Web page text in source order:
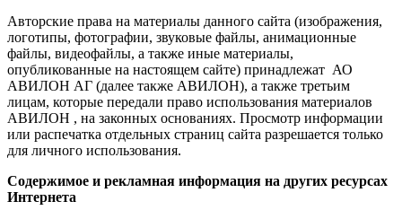
Авторские права на материалы данного сайта (изображения,
логотипы, фотографии, звуковые файлы, анимационные
файлы, видеофайлы, а также иные материалы,
опубликованные на настоящем сайте) принадлежат АО
АВИЛОН АГ (далее также АВИЛОН), а также третьим
лицам, которые передали право использования материалов
АВИЛОН , на законных основаниях. Просмотр информации
или распечатка отдельных страниц сайта разрешается только
для личного использования.
Содержимое и рекламная информация на других ресурсах
Интернета